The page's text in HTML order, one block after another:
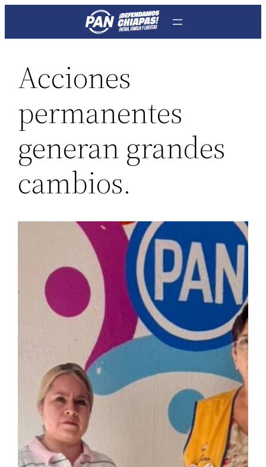
Acciones
permanentes
generan grandes
cambios.